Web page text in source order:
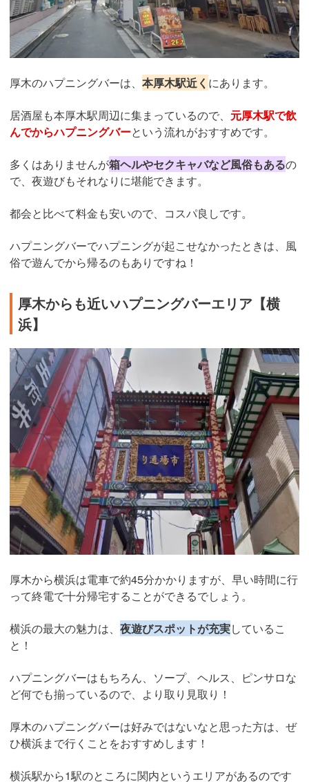
厚木のハプニングバーは、 本厚木駅近く にあります。
居酒屋も本厚木駅周辺に集まっているので、 元厚木駅で飲
んでからハプニングバーという流れがおすすめです。
多くはありませんが箱ヘルやセクキャバなど風俗もあるの
で、夜遊びもそれなりに堪能できます。
都会と比べて料金も安いので、コスパ良しです。
ハプニングバーでハプニングが起こせなかったときは、風
俗で遊んでから帰るのもありですね！
厚木からも近いハプニングバーエリア【横
浜】
厚木から横浜は電車で約45分かかりますが、早い時間に行
って終電で十分帰宅することができるでしょう。
横浜の最大の魅力は、 夜遊びスポットが充実しているこ
と！
ハプニングバーはもちろん、ソープ、ヘルス、ピンサロな
ど何でも揃っているので、より取り見取り！
厚木のハプニングバーは好みではないなと思った方は、ぜ
ひ横浜まで行くことをおすすめします！
横浜駅から1駅のところに関内というエリアがあるのです